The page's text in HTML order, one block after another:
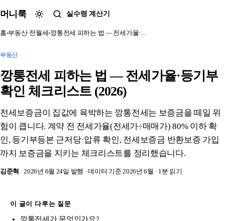
머니룩 실수령 계산기
홈›부동산·전월세 ›깡통전세 피하는 법 — 전세가율·…
부동산
깡통전세 피하는 법 — 전세가율·등기부
확인 체크리스트 (2026)
전세보증금이 집값에 육박하는 깡통전세는 보증금을 떼일 위
험이 큽니다. 계약 전 전세가율(전세가÷매매가) 80% 이하 확
인, 등기부등본 근저당·압류 확인, 전세보증금 반환보증 가입
까지 보증금을 지키는 체크리스트를 정리했습니다.
김준혁 · 2026년 6월 24일 발행 · 데이터 기준 2026년 6월 · 1분 읽기
이 글이 다루는 질문
깡통전세가 무엇인가요?